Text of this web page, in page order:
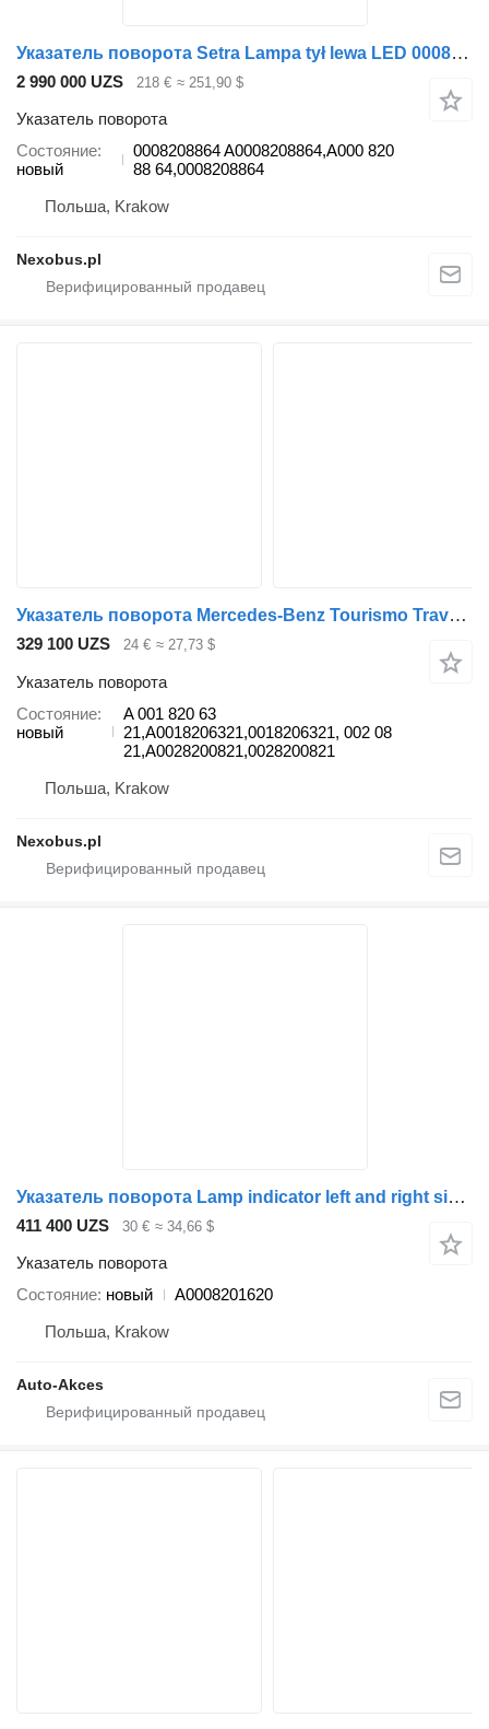
Указатель поворота Setra Lampa tył lewa LED 0008208864 для автобуса Setra S515 S516 S517 S519
2 990 000 UZS 218 € ≈ 251,90 $
Указатель поворота
Состояние
новый
0008208864 A0008208864,A000 820
88 64,0008208864
Польша, Krakow
Nexobus.pl
Указатель поворота Mercedes-Benz Tourismo Travego A для автобуса Mercedes-Benz Tourismo Travego
329 100 UZS 24 € ≈ 27,73 $
Указатель поворота
Состояние
новый
A 001 820 63
21,A0018206321,0018206321, 002 08
21,A0028200821,0028200821
Польша, Krakow
Nexobus.pl
Указатель поворота Lamp indicator left and right side A0008201620 для автобуса Setra 511 515 516 517 519
411 400 UZS 30 € ≈ 34,66 $
Указатель поворота
Состояние новый
A0008201620
Польша, Krakow
Auto-Akces